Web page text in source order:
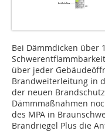
Bei Dämmdicken über
über jeder
Brandweiterleitung in
der neuen
Dämmmaßnahmen
des MPA in
Brand­riegel Plus die